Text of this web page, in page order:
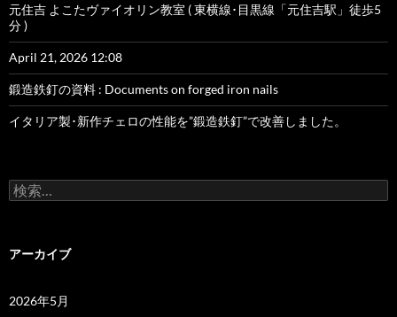
元住吉 よこたヴァイオリン教室 ( 東横線･目黒線「元住吉駅」徒歩5
分 )
April 21, 2026 12:08
鍛造鉄釘の資料 : Documents on forged iron nails
イタリア製･新作チェロの性能を”鍛造鉄釘”で改善しました。
検
索:
アーカイブ
2026年5月